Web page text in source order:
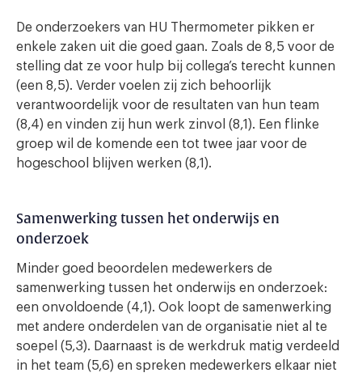
De onderzoekers van HU Thermometer pikken er
enkele zaken uit die goed gaan. Zoals de 8,5 voor de
stelling dat ze voor hulp bij collega’s terecht kunnen
(een 8,5). Verder voelen zij zich behoorlijk
verantwoordelijk voor de resultaten van hun team
(8,4) en vinden zij hun werk zinvol (8,1). Een flinke
groep wil de komende een tot twee jaar voor de
hogeschool blijven werken (8,1).
Samenwerking tussen het onderwijs en
onderzoek
Minder goed beoordelen medewerkers de
samenwerking tussen het onderwijs en onderzoek:
een onvoldoende (4,1). Ook loopt de samenwerking
met andere onderdelen van de organisatie niet al te
soepel (5,3). Daarnaast is de werkdruk matig verdeeld
in het team (5,6) en spreken medewerkers elkaar niet